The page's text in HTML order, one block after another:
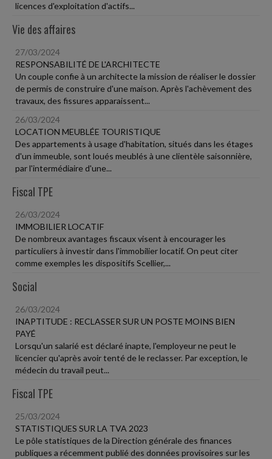
licences d'exploitation d'actifs...
Vie des affaires
27/03/2024
RESPONSABILITÉ DE L'ARCHITECTE
Un couple confie à un architecte la mission de réaliser le dossier
de permis de construire d'une maison. Après l'achèvement des
travaux, des fissures apparaissent...
26/03/2024
LOCATION MEUBLÉE TOURISTIQUE
Des appartements à usage d'habitation, situés dans les étages
d'un immeuble, sont loués meublés à une clientèle saisonnière,
par l'intermédiaire d'une...
Fiscal TPE
26/03/2024
IMMOBILIER LOCATIF
De nombreux avantages fiscaux visent à encourager les
particuliers à investir dans l'immobilier locatif. On peut citer
comme exemples les dispositifs Scellier,...
Social
26/03/2024
INAPTITUDE : RECLASSER SUR UN POSTE MOINS BIEN
PAYÉ
Lorsqu'un salarié est déclaré inapte, l'employeur ne peut le
licencier qu'après avoir tenté de le reclasser. Par exception, le
médecin du travail peut...
Fiscal TPE
25/03/2024
STATISTIQUES SUR LA TVA 2023
Le pôle statistiques de la Direction générale des finances
publiques a récemment publié des données provisoires sur les